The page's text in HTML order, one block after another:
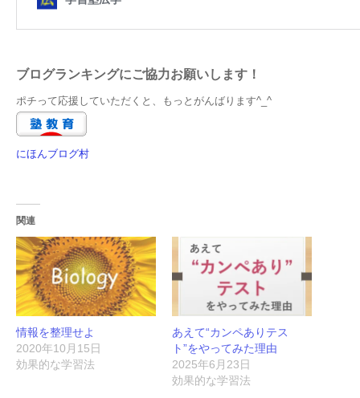
ブログランキングにご協力お願いします！
ポチって応援していただくと、もっとがんばります^_^
にほんブログ村
関連
情報を整理せよ
2020年10月15日
効果的な学習法
あえて“カンペありテス
ト”をやってみた理由
2025年6月23日
効果的な学習法